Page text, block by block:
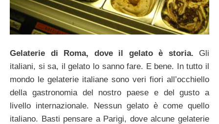
Gelaterie di Roma, dove il gelato è storia. Gli
italiani, si sa, il gelato lo sanno fare. E bene. In tutto il
mondo le gelaterie italiane sono veri fiori all’occhiello
della gastronomia del nostro paese e del gusto a
livello internazionale. Nessun gelato è come quello
italiano. Basti pensare a Parigi, dove alcune gelaterie